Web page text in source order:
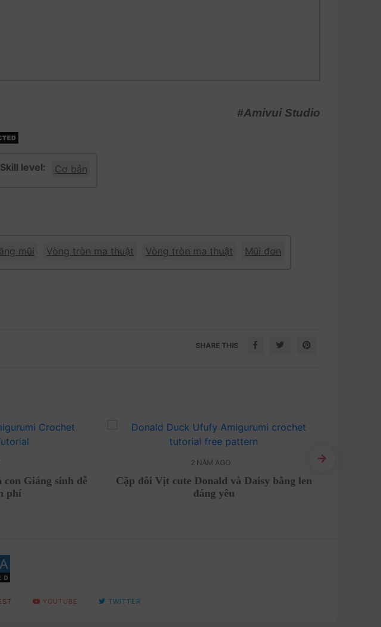
#Amivui Studio
Skill level: Cơ bản
mũi Vòng tròn ma thuật Vòng tròn ma thuật Mũi đơn
SHARE THIS
Giáng sinh dễ
phí
2 NĂM AGO
Cặp đôi Vịt cute Donald và Daisy bằng len
đáng yêu
YOUTUBE TWITTER